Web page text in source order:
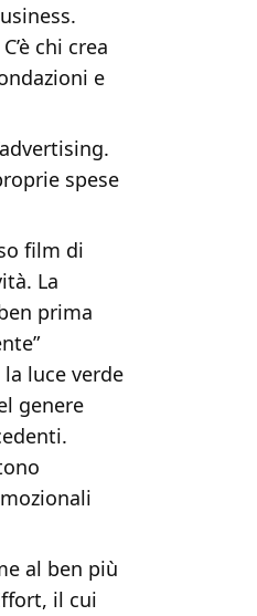
chi crea
e
spese
film di
La
prima
luce verde
genere
al ben più
il cui